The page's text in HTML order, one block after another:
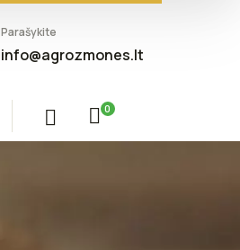
Parašykite
info@agrozmones.lt
0